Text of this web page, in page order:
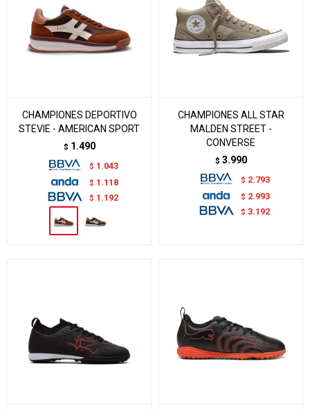
CHAMPIONES DEPORTIVO
STEVIE - AMERICAN SPORT
$ 1.490
$ 1.043
$ 1.118
$ 1.192
CHAMPIONES ALL STAR
MALDEN STREET -
CONVERSE
$ 3.990
$ 2.793
$ 2.993
$ 3.192